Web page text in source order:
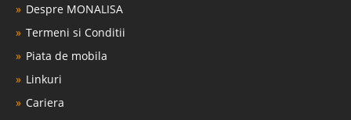
Despre MONALISA
Termeni si Conditii
Piata de mobila
Linkuri
Cariera